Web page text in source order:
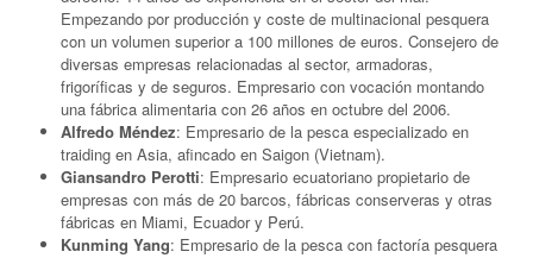
Empezando por producción y coste de multinacional pesquera
con un volumen superior a 100 millones de euros. Consejero de
diversas empresas relacionadas al sector, armadoras,
frigoríficas y de seguros. Empresario con vocación montando
una fábrica alimentaria con 26 años en octubre del 2006.
Alfredo Méndez: Empresario de la pesca especializado en
traiding en Asia, afincado en Saigon (Vietnam).
Giansandro Perotti: Empresario ecuatoriano propietario de
empresas con más de 20 barcos, fábricas conserveras y otras
fábricas en Miami, Ecuador y Perú.
Kunming Yang: Empresario de la pesca con factoría pesquera